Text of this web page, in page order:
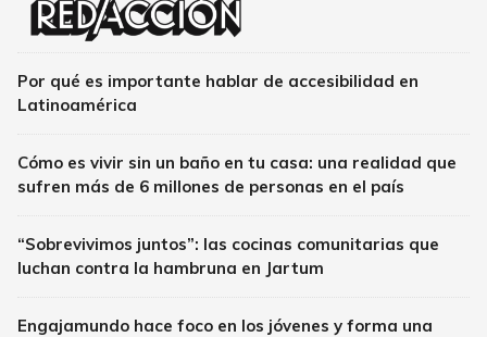
Por qué es importante hablar de accesibilidad en
Latinoamérica
Cómo es vivir sin un baño en tu casa: una realidad que
sufren más de 6 millones de personas en el país
“Sobrevivimos juntos”: las cocinas comunitarias que
luchan contra la hambruna en Jartum
Engajamundo hace foco en los jóvenes y forma una